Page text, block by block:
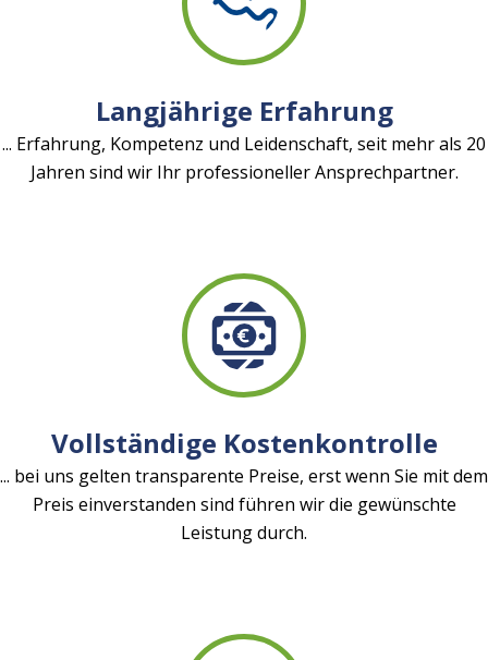
Langjährige Erfahrung
... Erfahrung, Kompetenz und Leidenschaft, seit mehr als 20
Jahren sind wir Ihr professioneller Ansprechpartner.
Vollständige Kostenkontrolle
... bei uns gelten transparente Preise, erst wenn Sie mit dem
Preis einverstanden sind führen wir die gewünschte
Leistung durch.